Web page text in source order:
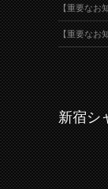
【重要なお
【重要なお
新宿シ